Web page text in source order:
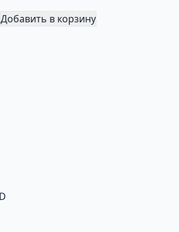
Добавить в корзину